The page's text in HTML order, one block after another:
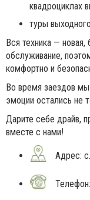
квадроциклах
туры
Вся техника — новая,
обслуживание,
комфортно и
Во время заездов
эмоции остались не
Дарите себе драйв,
вместе с нами!
Адрес: